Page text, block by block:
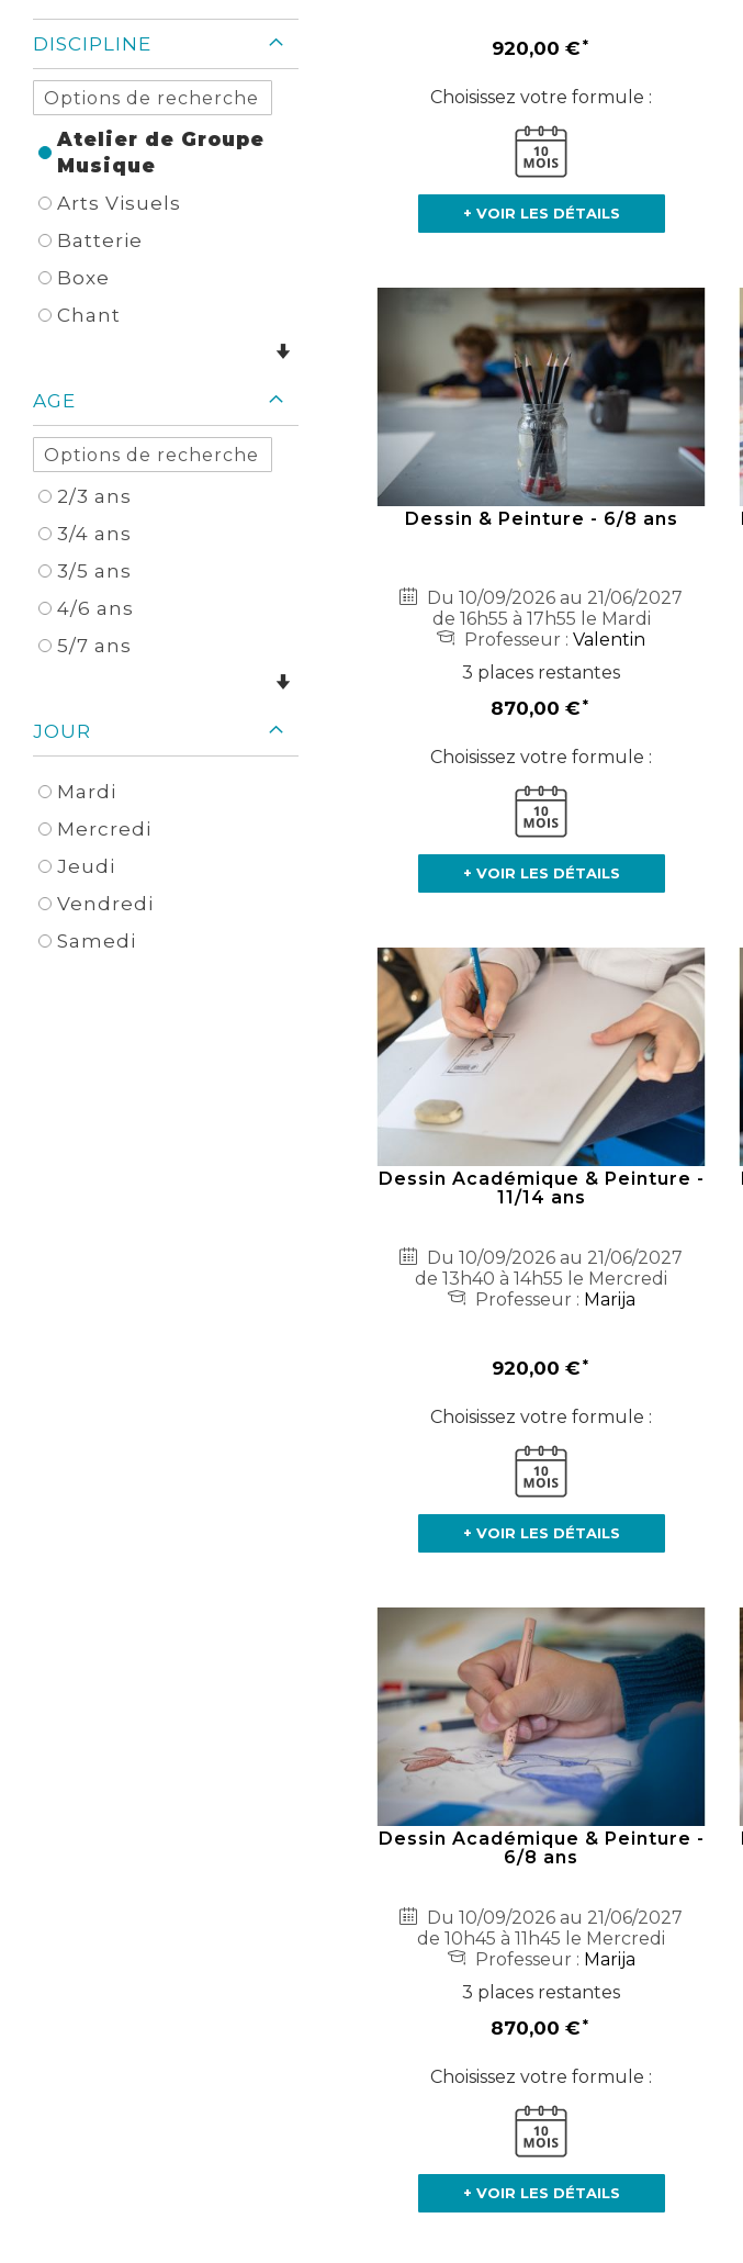
920,00 €
Choisissez votre formule :
+ VOIR LES DÉTAILS
Dessin & Peinture - 6/8 ans
Du 10/09/2026 au 21/06/2027
de 16h55 à 17h55 le Mardi
Professeur :Valentin
3 places restantes
870,00 €
Choisissez votre formule :
+ VOIR LES DÉTAILS
Dessin Académique & Peinture -
11/14 ans
Du 10/09/2026 au 21/06/2027
de 13h40 à 14h55 le Mercredi
Professeur : Marija
920,00 €
Choisissez votre formule :
+ VOIR LES DÉTAILS
Dessin Académique & Peinture -
6/8 ans
Du 10/09/2026 au 21/06/2027
de 10h45 à 11h45 le Mercredi
Professeur : Marija
3 places restantes
870,00 €
Choisissez votre formule :
+ VOIR LES DÉTAILS
DISCIPLINE
Atelier de Groupe
Musique
Arts Visuels
Batterie
Boxe
Chant
AGE
2/3 ans
3/4 ans
3/5 ans
4/6 ans
5/7 ans
JOUR
Mardi
Mercredi
Jeudi
Vendredi
Samedi